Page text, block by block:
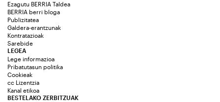
Ezagutu BERRIA Taldea
BERRIA berri bloga
Publizitatea
Galdera-erantzunak
Kontratazioak
Sarebide
LEGEA
Lege informazioa
Pribatutasun politika
Cookieak
cc Lizentzia
Kanal etikoa
BESTELAKO ZERBITZUAK